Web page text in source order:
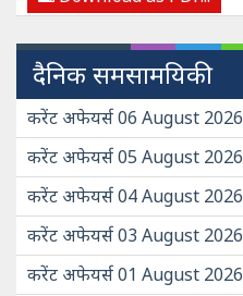
दैनिक समसामयिकी
करेंट अफेयर्स 06 August 2026
करेंट अफेयर्स 05 August 2026
करेंट अफेयर्स 04 August 2026
करेंट अफेयर्स 03 August 2026
करेंट अफेयर्स 01 August 2026